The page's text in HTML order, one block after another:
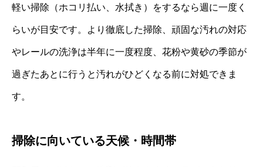
軽い掃除（ホコリ払い、水拭き）をするなら週に一度く
らいが目安です。より徹底した掃除、頑固な汚れの対応
やレールの洗浄は半年に一度程度、花粉や黄砂の季節が
過ぎたあとに行うと汚れがひどくなる前に対処できま
す。
掃除に向いている天候・時間帯